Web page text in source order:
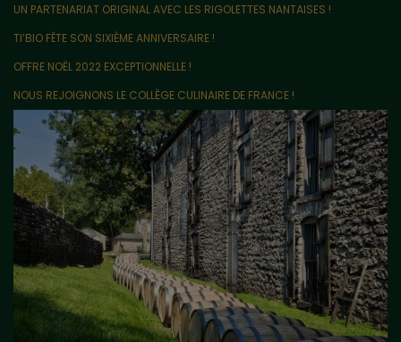
UN PARTENARIAT ORIGINAL AVEC LES RIGOLETTES NANTAISES !
TI’BIO FÊTE SON SIXIÈME ANNIVERSAIRE !
OFFRE NOËL 2022 EXCEPTIONNELLE !
NOUS REJOIGNONS LE COLLÈGE CULINAIRE DE FRANCE !